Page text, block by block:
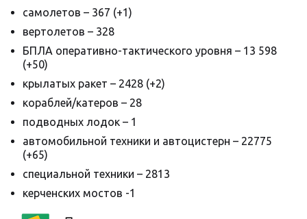
самолетов – 367 (+1)
вертолетов – 328
БПЛА оперативно-тактического уровня – 13 598
(+50)
крылатых ракет – 2428 (+2)
кораблей/катеров – 28
подводных лодок – 1
автомобильной техники и автоцистерн – 22775
(+65)
специальной техники – 2813
керченских мостов -1